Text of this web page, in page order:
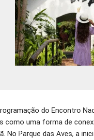
do Encontro
como uma forma de
No Parque das Aves, a